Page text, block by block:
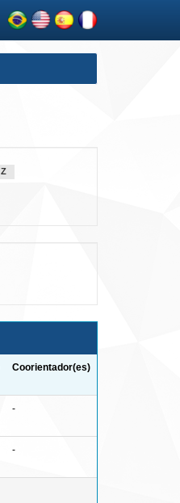
Z
Coorientador(es)
-
-